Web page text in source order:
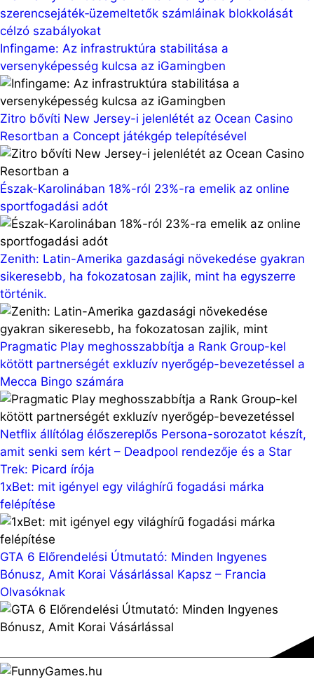
szerencsejáték‑üzemeltetők számláinak blokkolását
célzó szabályokat
Infingame: Az infrastruktúra stabilitása a
versenyképesség kulcsa az iGamingben
Zitro bővíti New Jersey-i jelenlétét az Ocean Casino
Resortban a Concept játékgép telepítésével
Észak-Karolinában 18%-ról 23%-ra emelik az online
sportfogadási adót
Zenith: Latin-Amerika gazdasági növekedése gyakran
sikeresebb, ha fokozatosan zajlik, mint ha egyszerre
történik.
Pragmatic Play meghosszabbítja a Rank Group-kel
kötött partnerségét exkluzív nyerőgép-bevezetéssel a
Mecca Bingo számára
Netflix állítólag élőszereplős Persona-sorozatot készít,
amit senki sem kért – Deadpool rendezője és a Star
Trek: Picard írója
1xBet: mit igényel egy világhírű fogadási márka
felépítése
GTA 6 Előrendelési Útmutató: Minden Ingyenes
Bónusz, Amit Korai Vásárlással Kapsz – Francia
Olvasóknak